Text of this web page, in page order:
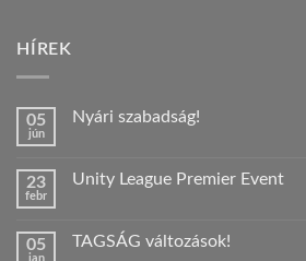
HÍREK
05
jún
Nyári szabadság!
Nyári
23
febr
Unity League Premier Event
Unity
05
jan
TAGSÁG változások!